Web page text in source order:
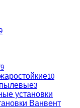
10
3
установки
Ванвент